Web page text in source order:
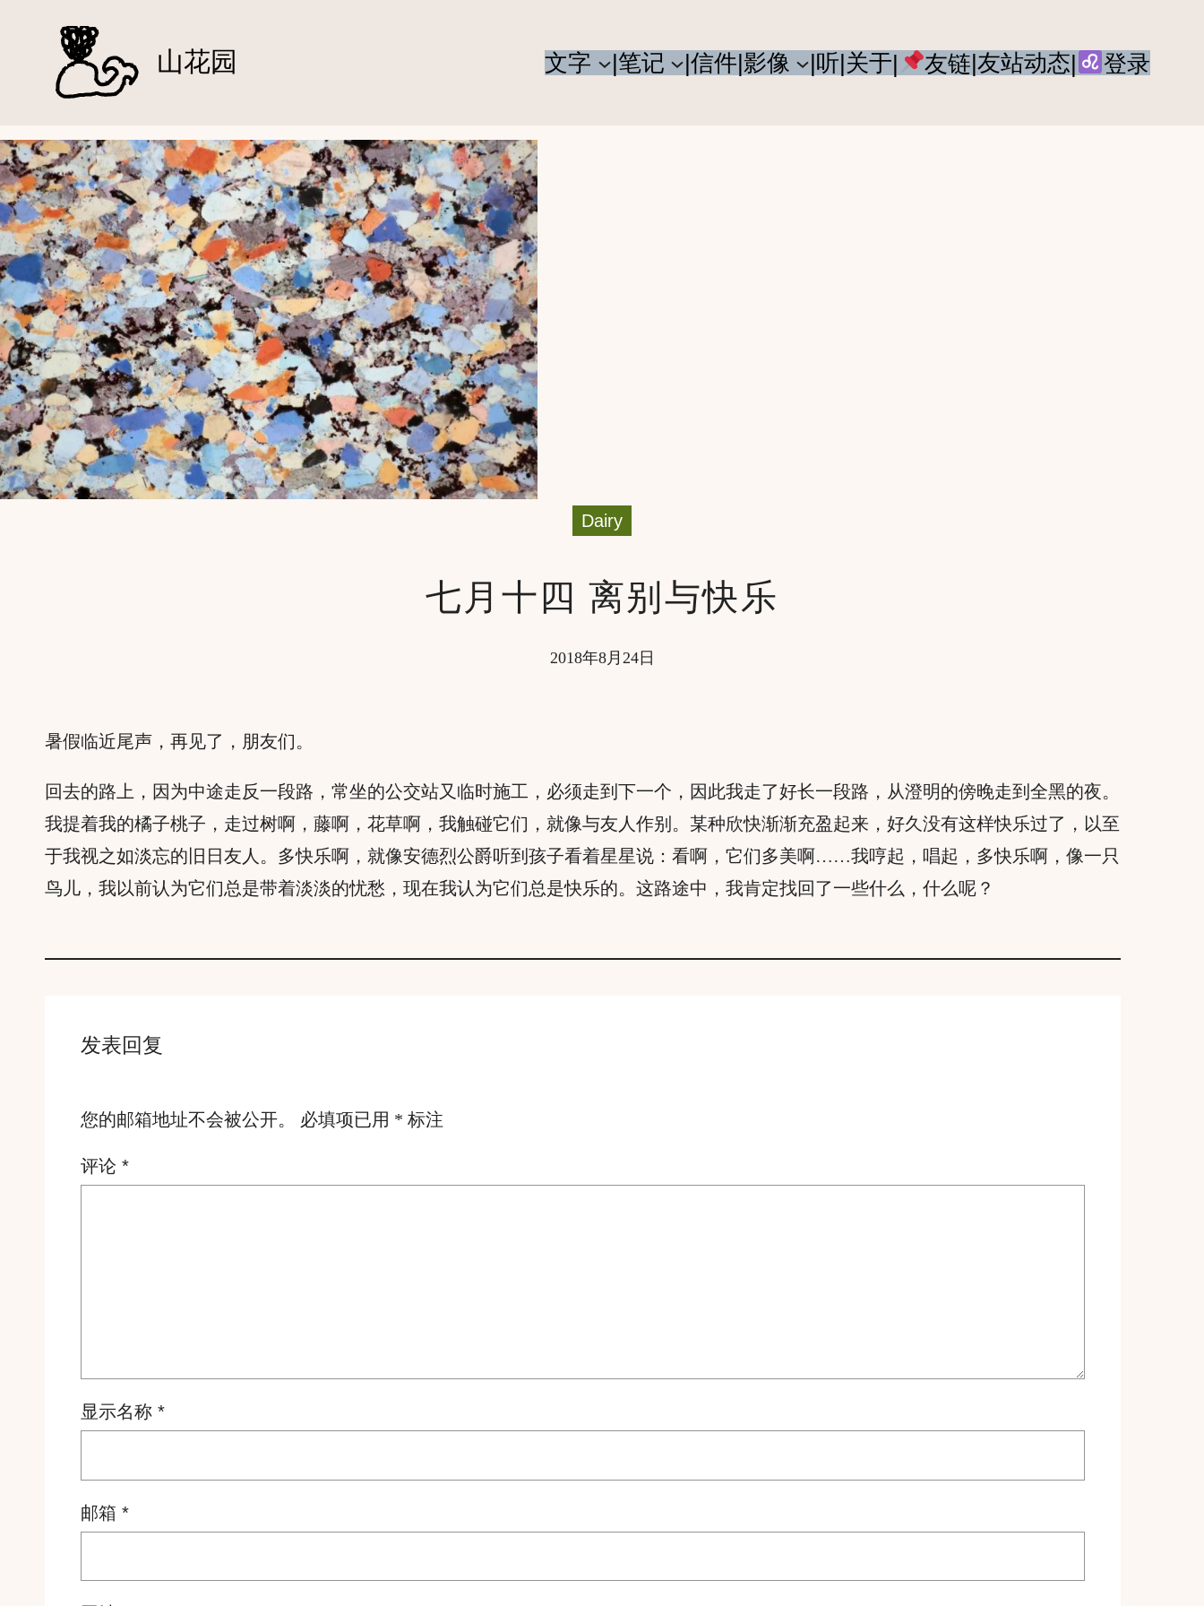
山花园 文字 |笔记 |信件|影像 |听|关于| 友链|友站动态| 登录
Dairy
七月十四 离别与快乐
2018年8月24日
暑假临近尾声，再见了，朋友们。
回去的路上，因为中途走反一段路，常坐的公交站又临时施工，必须走到下一个，因此我走了好长一段路，从澄明的傍晚走到全黑的夜。
我提着我的橘子桃子，走过树啊，藤啊，花草啊，我触碰它们，就像与友人作别。某种欣快渐渐充盈起来，好久没有这样快乐过了，以至
于我视之如淡忘的旧日友人。多快乐啊，就像安德烈公爵听到孩子看着星星说：看啊，它们多美啊……我哼起，唱起，多快乐啊，像一只
鸟儿，我以前认为它们总是带着淡淡的忧愁，现在我认为它们总是快乐的。这路途中，我肯定找回了一些什么，什么呢？
发表回复
您的邮箱地址不会被公开。 必填项已用 * 标注
评论 *
显示名称 *
邮箱 *